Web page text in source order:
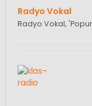
Radyo Vokal
Radyo Vokal,